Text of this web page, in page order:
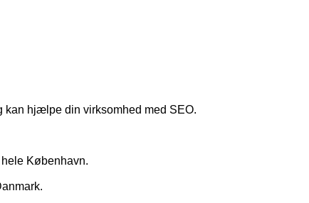
kan hjælpe din virksomhed med SEO.
København.